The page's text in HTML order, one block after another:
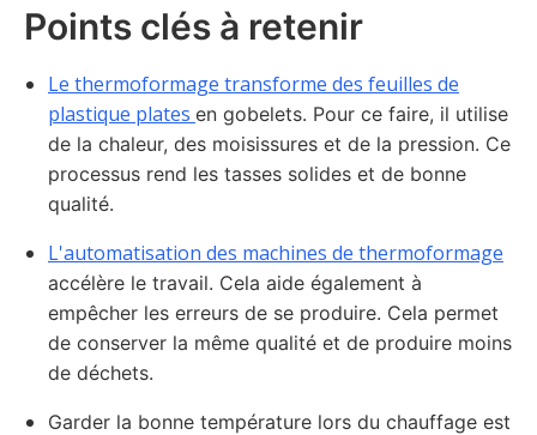
Points clés à retenir
Le thermoformage transforme des feuilles de
plastique plates en gobelets. Pour ce faire, il utilise
de la chaleur, des moisissures et de la pression. Ce
processus rend les tasses solides et de bonne
qualité.
L'automatisation des machines de thermoformage
accélère le travail. Cela aide également à
empêcher les erreurs de se produire. Cela permet
de conserver la même qualité et de produire moins
de déchets.
Garder la bonne température lors du chauffage est